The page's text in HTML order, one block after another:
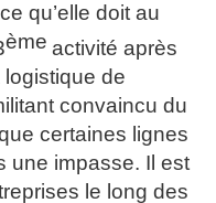
qu’elle doit au
ème activité après
de
convaincu du
certaines lignes
une impasse. Il est
le long des